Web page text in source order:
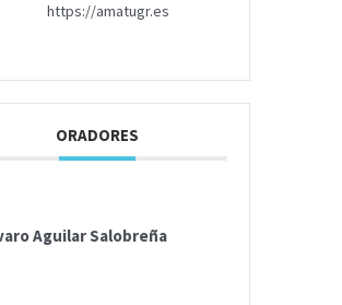
https://amatugr.es
ORADORES
Aguilar Salobreña